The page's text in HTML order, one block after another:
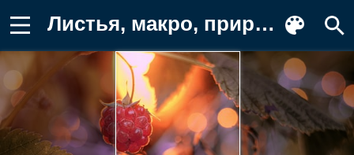
Листья, макро, природа, боке, малина Фото